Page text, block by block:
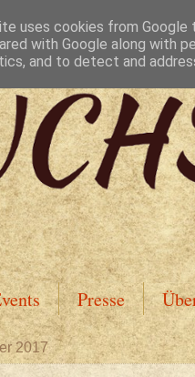
Presse
2017
uses cookies from Google
with Google along with
and to detect and